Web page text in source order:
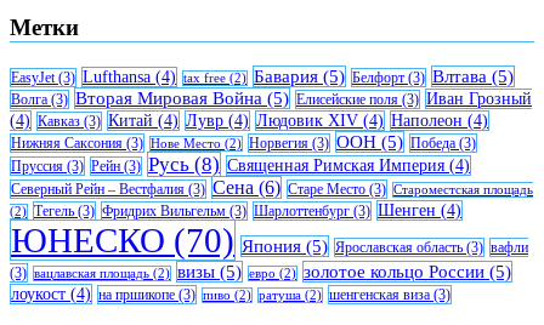
Метки
EasyJet (3) Lufthansa (4) tax free (2) Бавария (5) Белфорт (3) Влтава (5)
Волга (3) Вторая Мировая Война (5) Елисейские поля (3) Иван Грозный
(4) Кавказ (3) Китай (4) Лувр (4) Людовик XIV (4) Наполеон (4)
Нижняя Саксония (3) Нове Место (2) Норвегия (3) ООН (5) Победа (3)
Пруссия (3) Рейн (3) Русь (8) Священная Римская Империя (4)
Северный Рейн – Вестфалия (3) Сена (6) Старе Место (3) Староместская площадь
(2) Тегель (3) Фридрих Вильгельм (3) Шарлоттенбург (3) Шенген (4)
ЮНЕСКО (70) Япония (5) Ярославская область (3) вафли
(3) вацлавская площадь (2) визы (5) евро (2) золотое кольцо России (5)
лоукост (4) на пршикопе (3) пиво (2) ратуша (2) шенгенская виза (3)